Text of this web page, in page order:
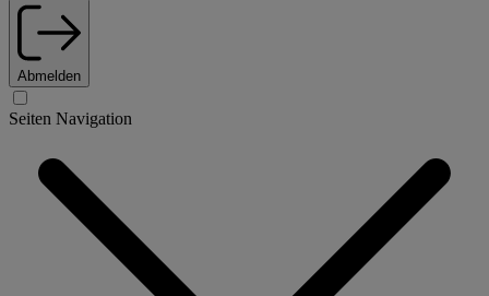
Abmelden
Seiten Navigation